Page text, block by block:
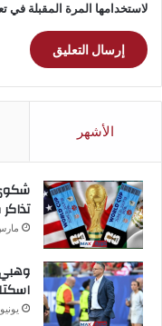
لاستخدامها المرة المقبلة في
الأشهر
تذاكر
مارس 26,
يونيو 26, 2026